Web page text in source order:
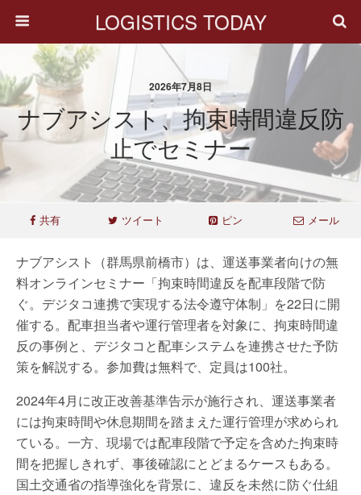
LOGISTICS TODAY
2026年7月8日
ナブアシスト、拘束時間違反防
止でセミナー
共有 ツイート ピン メール
ナブアシスト（群馬県前橋市）は、運送事業者向けの無
料オンラインセミナー「拘束時間違反を配車段階で防
ぐ。デジタコ連携で実現する法令遵守体制」を22日に開
催する。配車担当者や運行管理者を対象に、拘束時間違
反の事例と、デジタコと配車システムを連携させた予防
策を解説する。参加費は無料で、定員は100社。
2024年4月に改正改善基準告示が施行され、運送事業者
には拘束時間や休息期間を踏まえた運行管理が求められ
ている。一方、現場では配車段階で予定を含めた拘束時
間を把握しきれず、事後確認にとどまるケースもある。
国土交通省の指導強化を背景に、違反を未然に防ぐ仕組